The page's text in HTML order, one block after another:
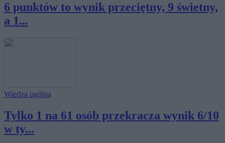
6 punktów to wynik przeciętny, 9 świetny,
a 1...
Wiedza ogólna
Tylko 1 na 61 osób przekracza wynik 6/10
w ty...